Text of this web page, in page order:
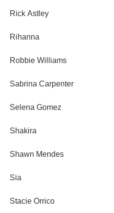
Rick Astley
Rihanna
Robbie Williams
Sabrina Carpenter
Selena Gomez
Shakira
Shawn Mendes
Sia
Stacie Orrico